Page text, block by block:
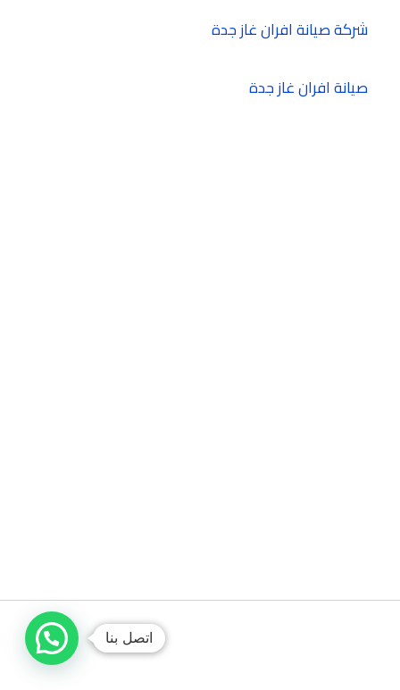
شركة صيانة افران غاز جدة
صيانة افران غاز جدة
اتصل بنا